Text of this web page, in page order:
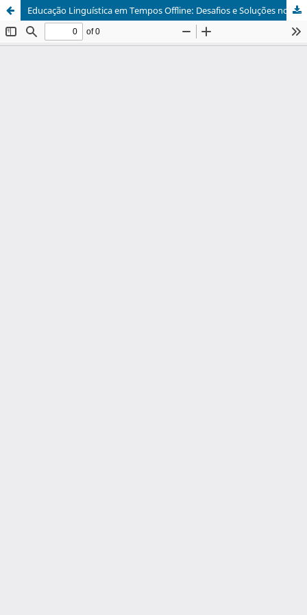
Educação Linguística em Tempos Offline: Desafios e Soluções no Uso de Tecnologias em Escolas Públicas